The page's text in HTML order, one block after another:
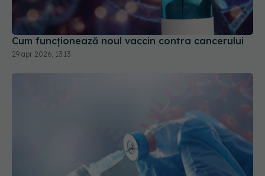
Cum funcționează noul vaccin contra cancerului
29 apr 2026, 13:13